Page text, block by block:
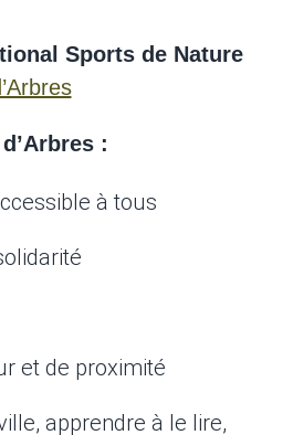
d'éléments du milieu
Sports de Nature
:
à tous
et de proximité
apprendre à le lire,